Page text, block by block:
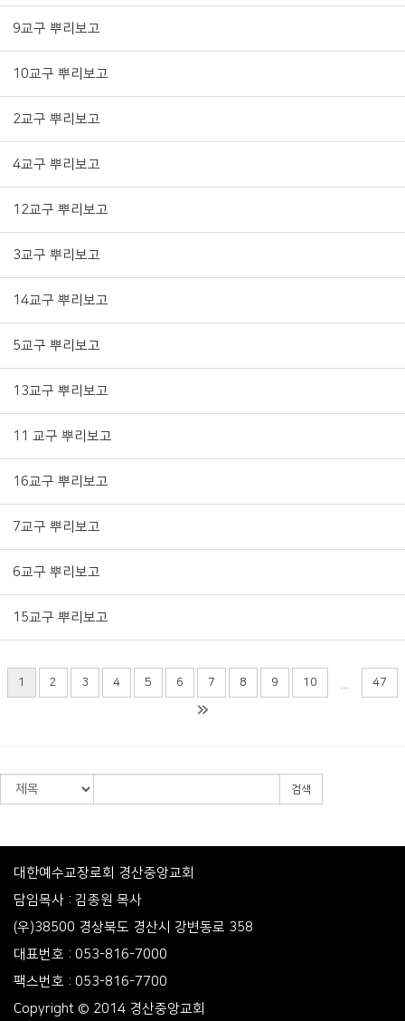
9교구 뿌리보고
10교구 뿌리보고
2교구 뿌리보고
4교구 뿌리보고
12교구 뿌리보고
3교구 뿌리보고
14교구 뿌리보고
5교구 뿌리보고
13교구 뿌리보고
11 교구 뿌리보고
16교구 뿌리보고
7교구 뿌리보고
6교구 뿌리보고
15교구 뿌리보고
1 2 3 4 5 6 7 8 9 10 47
검색
대한예수교장로회 경산중앙교회
담임목사 : 김종원 목사
(우)38500 경상북도 경산시 강변동로 358
대표번호 : 053-816-7000
팩스번호 : 053-816-7700
Copyright © 2014 경산중앙교회